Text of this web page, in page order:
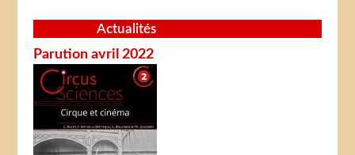
Actualités
Parution avril 2022